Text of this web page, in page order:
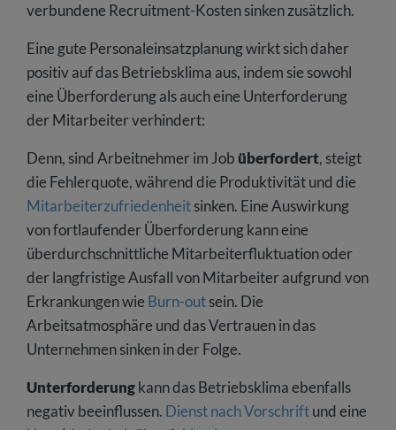
verbundene Recruitment-Kosten sinken zusätzlich.
Eine gute Personaleinsatzplanung wirkt sich daher
positiv auf das Betriebsklima aus, indem sie sowohl
eine Überforderung als auch eine Unterforderung
der Mitarbeiter verhindert:
Denn, sind Arbeitnehmer im Job überfordert, steigt
die Fehlerquote, während die Produktivität und die
Mitarbeiterzufriedenheitsinken. Eine Auswirkung
von fortlaufender Überforderung kann eine
überdurchschnittliche Mitarbeiterfluktuation oder
der langfristige Ausfall von Mitarbeiter aufgrund von
Erkrankungen wie Burn-outsein. Die
Arbeitsatmosphäre und das Vertrauen in das
Unternehmen sinken in der Folge.
Unterforderungkann das Betriebsklima ebenfalls
negativ beeinflussen. Dienst nach Vorschriftund eine